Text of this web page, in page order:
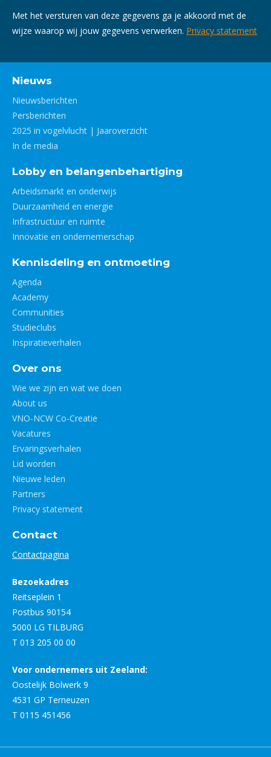
Met het versturen van deze gegevens ga je akkoord met de
wijze waarop wij jouw gegevens verwerken. Privacy statement
Nieuws
Nieuwsberichten
Persberichten
2025 in vogelvlucht | Jaaroverzicht
In de media
Lobby en belangenbehartiging
Arbeidsmarkt en onderwijs
Duurzaamheid en energie
Infrastructuur en ruimte
Innovatie en ondernemerschap
Kennisdeling en ontmoeting
Agenda
Academy
Communities
Studieclubs
Inspiratieverhalen
Over ons
Wie we zijn en wat we doen
About us
VNO-NCW Co-Creatie
Vacatures
Ervaringsverhalen
Lid worden
Nieuwe leden
Partners
Privacy statement
Contact
Contactpagina
Bezoekadres
Reitseplein 1
Postbus 90154
5000 LG TILBURG
T 013 205 00 00
Voor ondernemers uit Zeeland:
Oostelijk Bolwerk 9
4531 GP Terneuzen
T 0115 451456